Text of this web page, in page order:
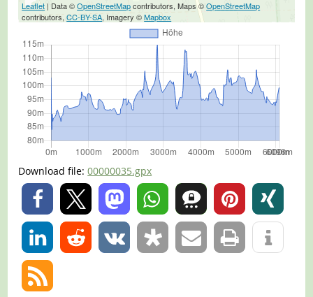
Leaflet | Data ©OpenStreetMapcontributors, Maps ©OpenStreetMap
contributors,CC-BY-SA, Imagery ©Mapbox
Download file:00000035.gpx
0
0